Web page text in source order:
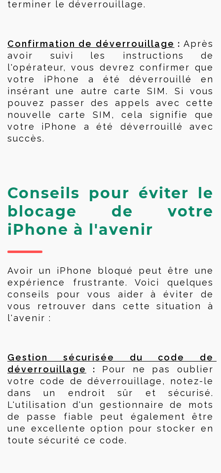
terminer le déverrouillage.
Confirmation de déverrouillage : Après
avoir suivi les instructions de
l'opérateur, vous devrez confirmer que
votre iPhone a été déverrouillé en
insérant une autre carte SIM. Si vous
pouvez passer des appels avec cette
nouvelle carte SIM, cela signifie que
votre iPhone a été déverrouillé avec
succès.
Conseils pour éviter le
blocage de votre
iPhone à l'avenir
Avoir un iPhone bloqué peut être une
expérience frustrante. Voici quelques
conseils pour vous aider à éviter de
vous retrouver dans cette situation à
l'avenir :
Gestion sécurisée du code de
déverrouillage
: Pour ne pas oublier
votre code de déverrouillage, notez-le
dans un endroit sûr et sécurisé.
L'utilisation d'un gestionnaire de mots
de passe fiable peut également être
une excellente option pour stocker en
toute sécurité ce code.